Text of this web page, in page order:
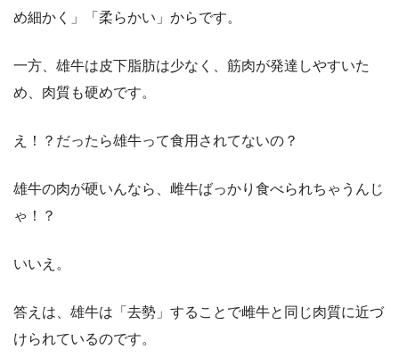
め細かく」「柔らかい」からです。
一方、雄牛は皮下脂肪は少なく、筋肉が発達しやすいた
め、肉質も硬めです。
え！？だったら雄牛って食用されてないの？
雄牛の肉が硬いんなら、雌牛ばっかり食べられちゃうんじ
ゃ！？
いいえ。
答えは、雄牛は「去勢」することで雌牛と同じ肉質に近づ
けられているのです。